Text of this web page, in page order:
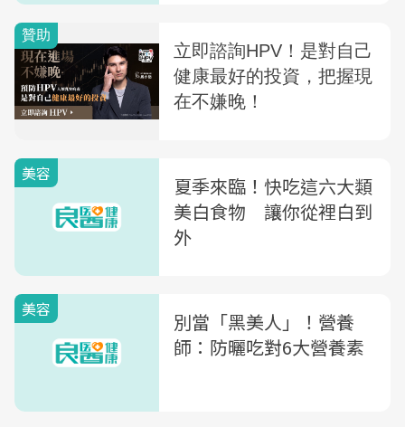
美容
夏季來臨！快吃這六大類
美白食物 讓你從裡白到
外
美容
別當「黑美人」！營養
師：防曬吃對6大營養素